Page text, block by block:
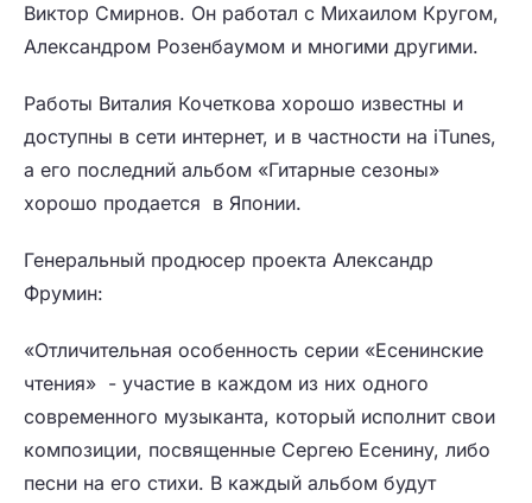
Виктор Смирнов. Он работал с Михаилом Кругом,
Александром Розенбаумом и многими другими.
Работы Виталия Кочеткова хорошо известны и
доступны в сети интернет, и в частности на iTunes,
а его последний альбом «Гитарные сезоны»
хорошо продается в Японии.
Генеральный продюсер проекта Александр
Фрумин:
«Отличительная особенность серии «Есенинские
чтения» - участие в каждом из них одного
современного музыканта, который исполнит свои
композиции, посвященные Сергею Есенину, либо
песни на его стихи. В каждый альбом будут